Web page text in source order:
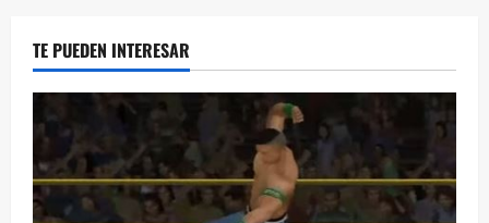
TE PUEDEN INTERESAR